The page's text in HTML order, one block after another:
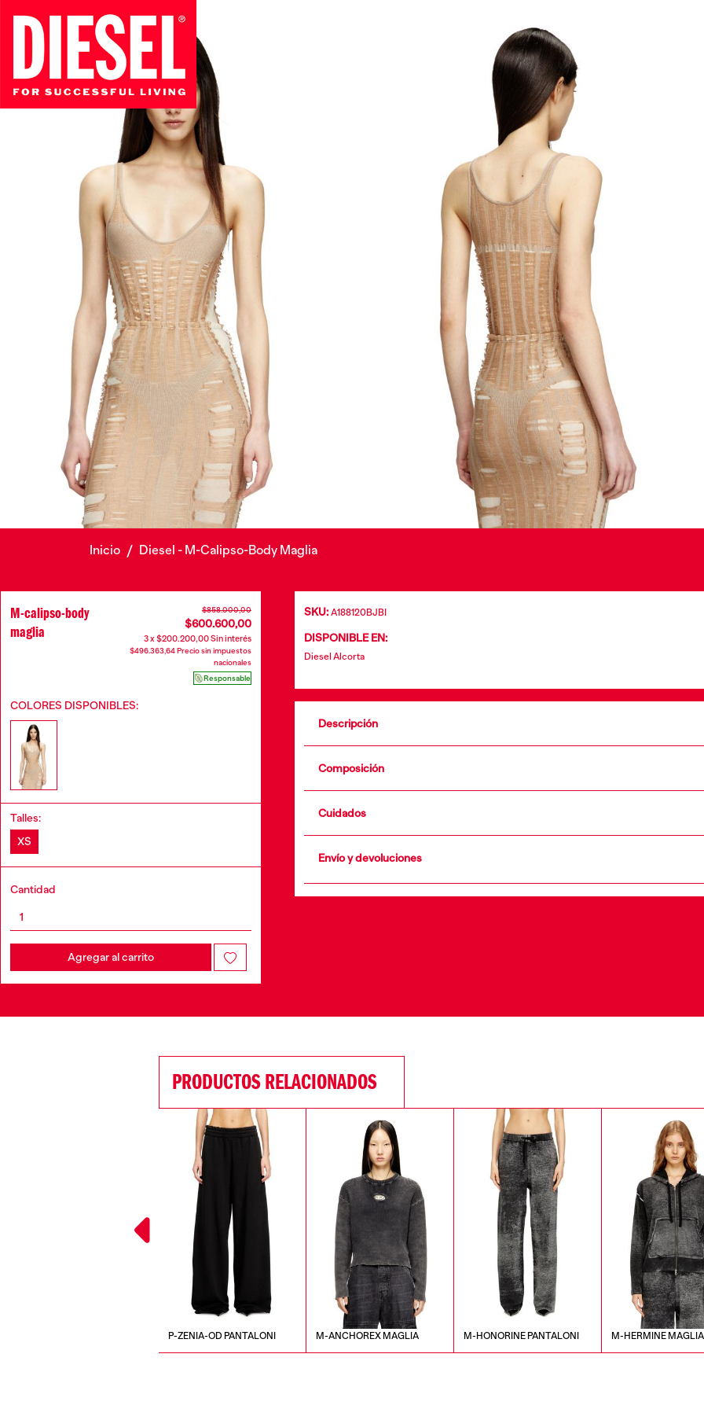
Inicio / Diesel - M-Calipso-Body Maglia
M-calipso-body
maglia
$858.000,00
$600.600,00
3 x $200.200,00 Sin interés
$496.363,64 Precio sin impuestos
nacionales
Responsable
COLORES DISPONIBLES:
Talles:
XS
Cantidad
Agregar al carrito
SKU: A188120BJBI
DISPONIBLE EN:
Diesel Alcorta
Descripción
Parte de la colección del SS25 Runway Show, este body sin costuras para mujer difumina
ropa interior, con los hilos cortados en el exterior para crear efectos de escalera. Tejido a
de una mezcla técnica de algodón para un fit de segunda piel elástico.
65% ALGODON 35% POLIPROPILENO
Composición
Cuidados
•
Envío y devoluciones
PRODUCTOS RELACIONADOS
P-ZENIA-OD PANTALONI M-ANCHOREX MAGLIA M-HONORINE PANTALONI M-HERMINE MAGLIA